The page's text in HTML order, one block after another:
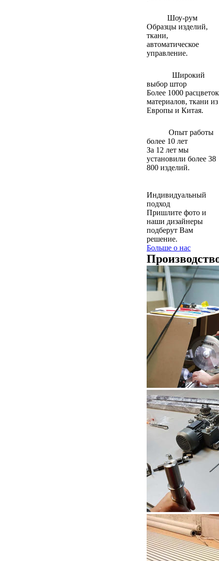
Шоу-рум
Образцы изделий,
ткани,
автоматическое
управление.
Широкий
выбор штор
Более 1000 расцветок
материалов, ткани из
Европы и Китая.
Опыт работы
более 10 лет
За 12 лет мы
установили более 38
800 изделий.
Индивидуальный
подход
Пришлите фото и
наши дизайнеры
подберут Вам
решение.
Больше о нас